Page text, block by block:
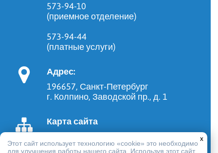
573-94-10
(приемное отделение)
573-94-44
(платные услуги)
Адрес:
196657, Санкт-Петербург
г. Колпино, Заводской пр., д. 1
Карта сайта
Этот сайт использует технологию «cookie» это необходимо
для улучшения работы нашего сайта. Используя этот сайт,
x